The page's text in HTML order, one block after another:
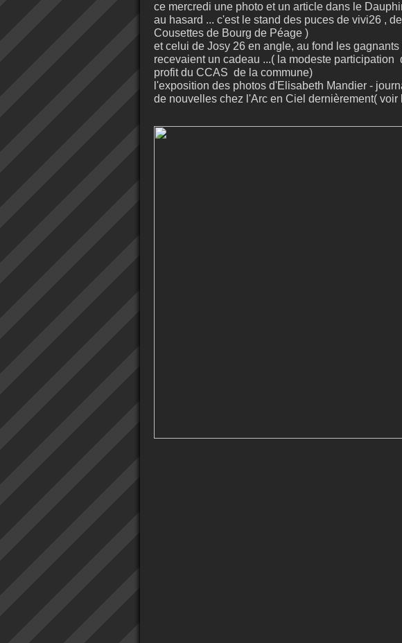
ce mercredi une photo et un article dans le
au hasard ... c'est le stand des puces de vivi26 ,
Cousettes de Bourg de Péage )
et celui de Josy 26 en angle, au fond les
recevaient un cadeau ...( la modeste participation
profit du CCAS de la commune)
l'exposition des photos d'Elisabeth Mandier -
de nouvelles chez l'Arc en Ciel dernièrement( voir